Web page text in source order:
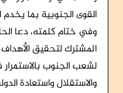
القوى الجنوبية بما يخدم
وفي ختام كلمته، دعا
المشترك لتحقيق
لشعب الجنوب
والاستقلال واستعادة